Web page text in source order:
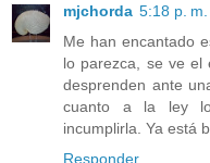
mjchorda 5:18 p. m.
Me han encantado
lo parezca, se ve el
desprenden ante
cuanto a la ley
incumplirla. Ya está
Responder